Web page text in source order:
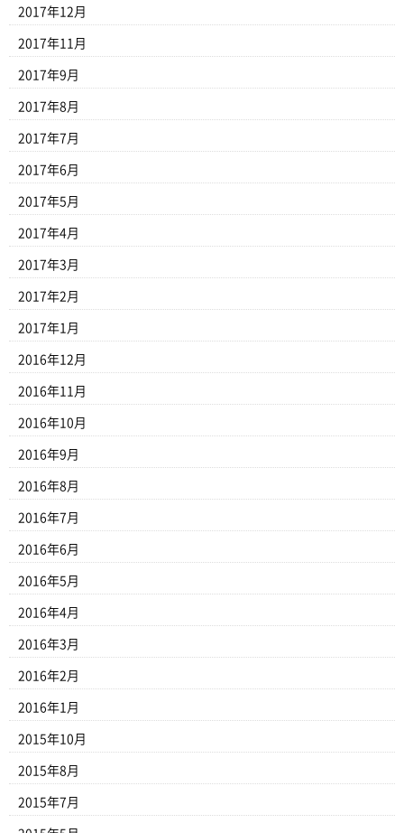
2017年12月
2017年11月
2017年9月
2017年8月
2017年7月
2017年6月
2017年5月
2017年4月
2017年3月
2017年2月
2017年1月
2016年12月
2016年11月
2016年10月
2016年9月
2016年8月
2016年7月
2016年6月
2016年5月
2016年4月
2016年3月
2016年2月
2016年1月
2015年10月
2015年8月
2015年7月